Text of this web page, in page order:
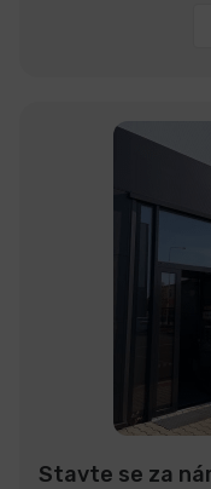
Stavte se za